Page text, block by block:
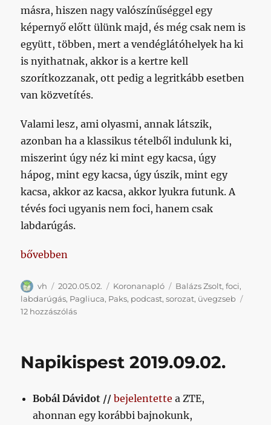
másra, hiszen nagy valószínűséggel egy
képernyő előtt ülünk majd, és még csak nem is
együtt, többen, mert a vendéglátóhelyek ha ki
is nyithatnak, akkor is a kertre kell
szorítkozzanak, ott pedig a legritkább esetben
van közvetítés.
Valami lesz, ami olyasmi, annak látszik,
azonban ha a klassikus tételből indulunk ki,
miszerint úgy néz ki mint egy kacsa, úgy
hápog, mint egy kacsa, úgy úszik, mint egy
kacsa, akkor az kacsa, akkor lyukra futunk. A
tévés foci ugyanis nem foci, hanem csak
labdarúgás.
„Koronanapló 48. nap // foci vs. labdarúgás,
bővebben
Szerző
vh Közzétéve
2020.05.02. Kategória
Koronanapló Címke
Balázs Zsolt,foci,
labdarúgás, Pagliuca, Paks, podcast,sorozat, üvegzseb
12 hozzászólásKoronanapló
foci
üvegzseb,
podcastek
Napikispest 2019.09.02.
Bobál Dávidot // bejelentette a ZTE,
ahonnan egy korábbi bajnokunk,